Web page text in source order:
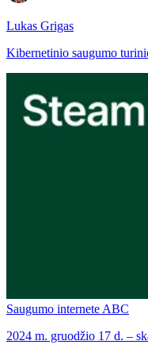
Lukas Grigas
Kibernetinio saugumo
Saugumo internete ABC
2024 m. gruodžio 17 d. –